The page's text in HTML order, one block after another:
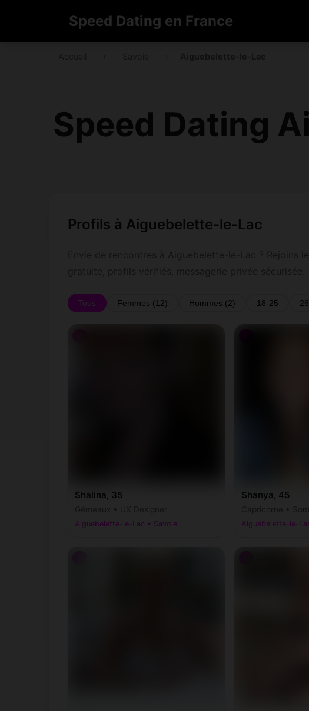
Speed Dating en France
Speed Dating
Profils à Aiguebelette-le-Lac
Tous Femmes (12) Hommes (2) 18-25
Shalina, 35
Aiguebelette-le-Lac • Savoie
Shanya, 45
Aiguebelette-le-